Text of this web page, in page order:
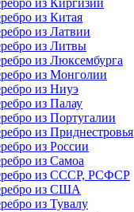
из Киргизии
из Китая
из Латвии
из Литвы
из Люксембурга
из Монголии
из Ниуэ
из Палау
из Португалии
из Приднестровья
из России
из Самоа
из СССР, РСФСР
из США
из Тувалу